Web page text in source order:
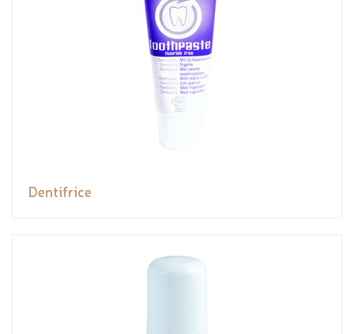
Dentifrice